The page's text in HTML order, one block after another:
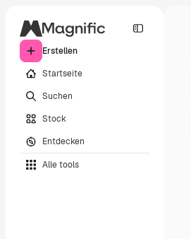
Erstellen
Startseite
Suchen
Stock
Entdecken
Alle tools